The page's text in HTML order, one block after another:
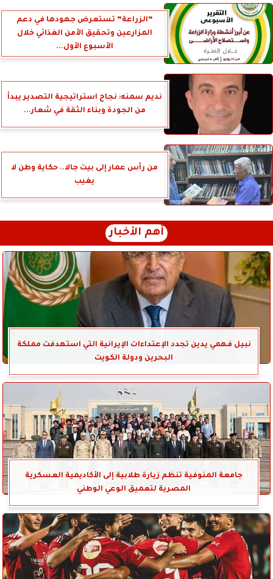
”الزراعة” تستعرض جهودها في دعم
المزارعين وتحقيق الأمن الغذائي خلال
الأسبوع الأول...
نديم سمنه: نجاح استراتيجية التصدير يبدأ
من الجودة وبناء الثقة في شعار...
من رأس عمار إلى بيت جالا.. حكاية وطن لا
يغيب
أهم الأخبار
نبيل فهمي يدين تجدد الإعتداءات الإيرانية التي استهدفت مملكة
البحرين ودولة الكويت
جامعة المنوفية تنظم زيارة طلابية إلى الأكاديمية العسكرية
المصرية لتعميق الوعي الوطني